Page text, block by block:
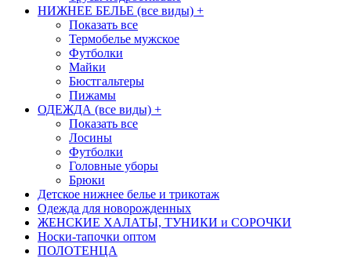
НИЖНЕЕ БЕЛЬЕ (все виды) +
Показать все
Термобелье мужское
Футболки
Майки
Бюстгальтеры
Пижамы
ОДЕЖДА (все виды) +
Показать все
Лосины
Футболки
Головные уборы
Брюки
Детское нижнее белье и трикотаж
Одежда для новорожденных
ЖЕНСКИЕ ХАЛАТЫ, ТУНИКИ и СОРОЧКИ
Носки-тапочки оптом
ПОЛОТЕНЦА